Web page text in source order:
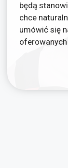
będą
chce
umówić się
oferowanych